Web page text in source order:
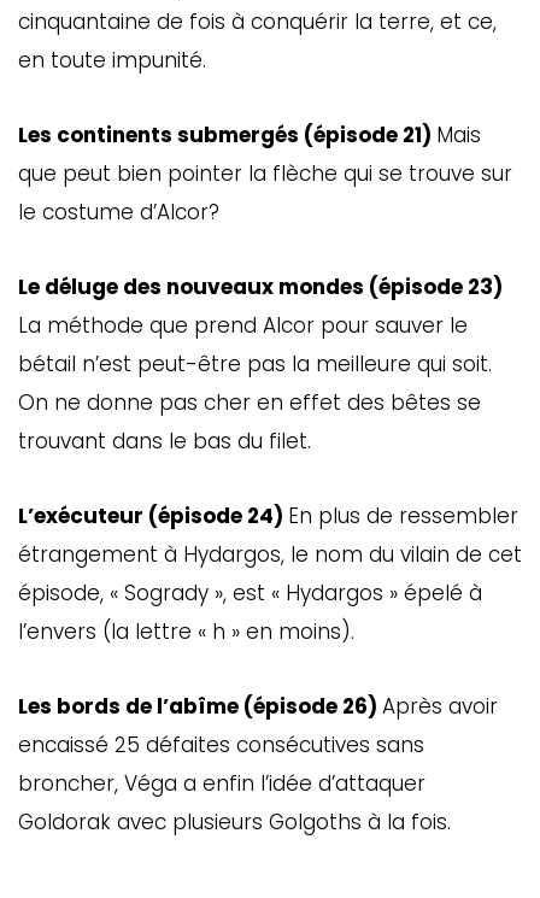
cinquantaine de fois à conquérir la terre, et ce,
en toute impunité.
Les continents submergés (épisode 21) Mais
que peut bien pointer la flèche qui se trouve sur
le costume d’Alcor?
Le déluge des nouveaux mondes (épisode 23)
La méthode que prend Alcor pour sauver le
bétail n’est peut-être pas la meilleure qui soit.
On ne donne pas cher en effet des bêtes se
trouvant dans le bas du filet.
L’exécuteur (épisode 24) En plus de ressembler
étrangement à Hydargos, le nom du vilain de cet
épisode, « Sogrady », est « Hydargos » épelé à
l’envers (la lettre « h » en moins).
Les bords de l’abîme (épisode 26) Après avoir
encaissé 25 défaites consécutives sans
broncher, Véga a enfin l’idée d’attaquer
Goldorak avec plusieurs Golgoths à la fois.